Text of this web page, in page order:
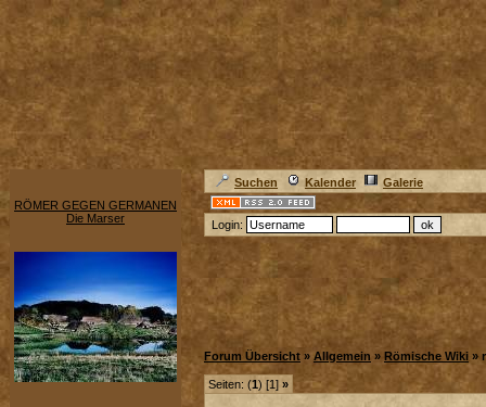
RÖMER GEGEN GERMANEN
Die Marser
Suchen Kalender Galerie
Login:
Forum Übersicht » Allgemein » Römische Wiki »
Seiten: (1) [1] »